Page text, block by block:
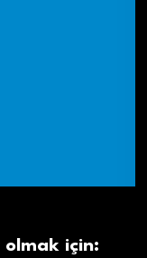
için: